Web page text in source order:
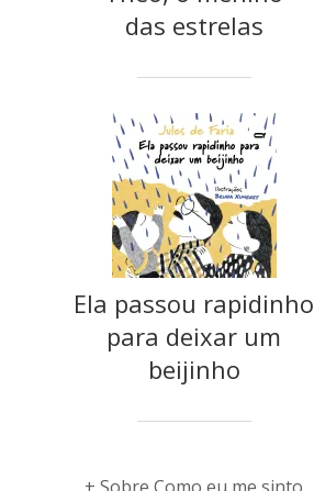
das estrelas
Ela passou rapidinho
para deixar um
beijinho